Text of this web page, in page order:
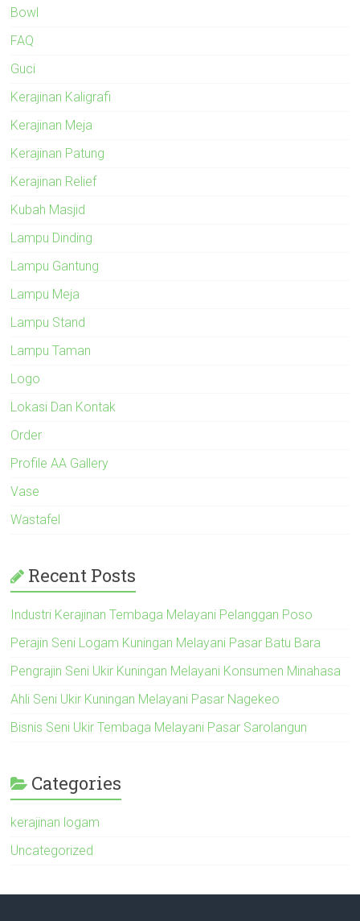
Bowl
FAQ
Guci
Kerajinan Kaligrafi
Kerajinan Meja
Kerajinan Patung
Kerajinan Relief
Kubah Masjid
Lampu Dinding
Lampu Gantung
Lampu Meja
Lampu Stand
Lampu Taman
Logo
Lokasi Dan Kontak
Order
Profile AA Gallery
Vase
Wastafel
Recent Posts
Industri Kerajinan Tembaga Melayani Pelanggan Poso
Perajin Seni Logam Kuningan Melayani Pasar Batu Bara
Pengrajin Seni Ukir Kuningan Melayani Konsumen Minahasa
Ahli Seni Ukir Kuningan Melayani Pasar Nagekeo
Bisnis Seni Ukir Tembaga Melayani Pasar Sarolangun
Categories
kerajinan logam
Uncategorized